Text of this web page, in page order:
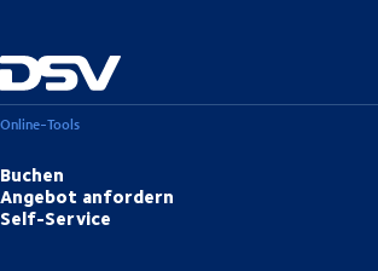
Online-Tools
Buchen
Angebot anfordern
Self-Service